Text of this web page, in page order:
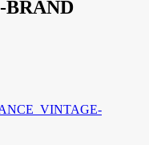
BRAND